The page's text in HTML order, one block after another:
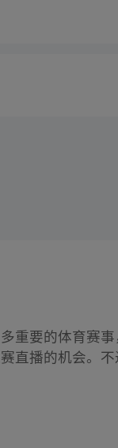
重要的体育赛
直播的机会。